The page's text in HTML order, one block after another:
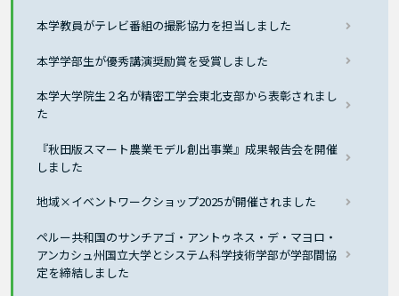
本学教員がテレビ番組の撮影協力を担当しました
本学学部生が優秀講演奨励賞を受賞しました
本学大学院生２名が精密工学会東北支部から表彰されまし
た
『秋田版スマート農業モデル創出事業』成果報告会を開催
しました
地域×イベントワークショップ2025が開催されました
ペルー共和国のサンチアゴ・アントゥネス・デ・マヨロ・
アンカシュ州国立大学とシステム科学技術学部が学部間協
定を締結しました